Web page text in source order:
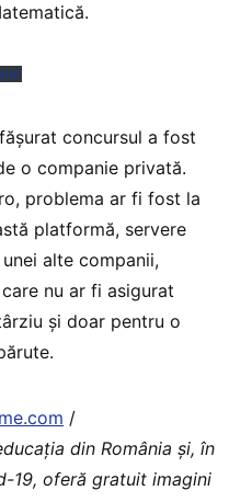
concursul a fost
o companie privată.
problema ar fi fost la
platformă, servere
alte companii,
nu ar fi asigurat
și doar pentru o
/
din România şi, în
19, oferă gratuit imagini